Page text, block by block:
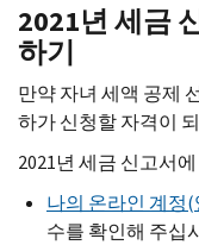
2021년 세금
하기
만약 자녀 세액 공제
하가 신청할 자격이
2021년 세금 신고서
나의 온라인 계정(
수를 확인해 주십